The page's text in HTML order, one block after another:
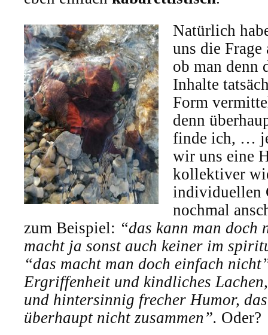
Natürlich
uns die
ob man denn
Inhalte
Form
denn
finde ich, …
wir uns eine
kollektiver
individuellen
nochmal
zum Beispiel: “das kann man doch
macht ja sonst auch keiner im
“das macht man doch einfach
Ergriffenheit und kindliches
und hintersinnig frecher Humor,
überhaupt nicht zusammen”. Oder?